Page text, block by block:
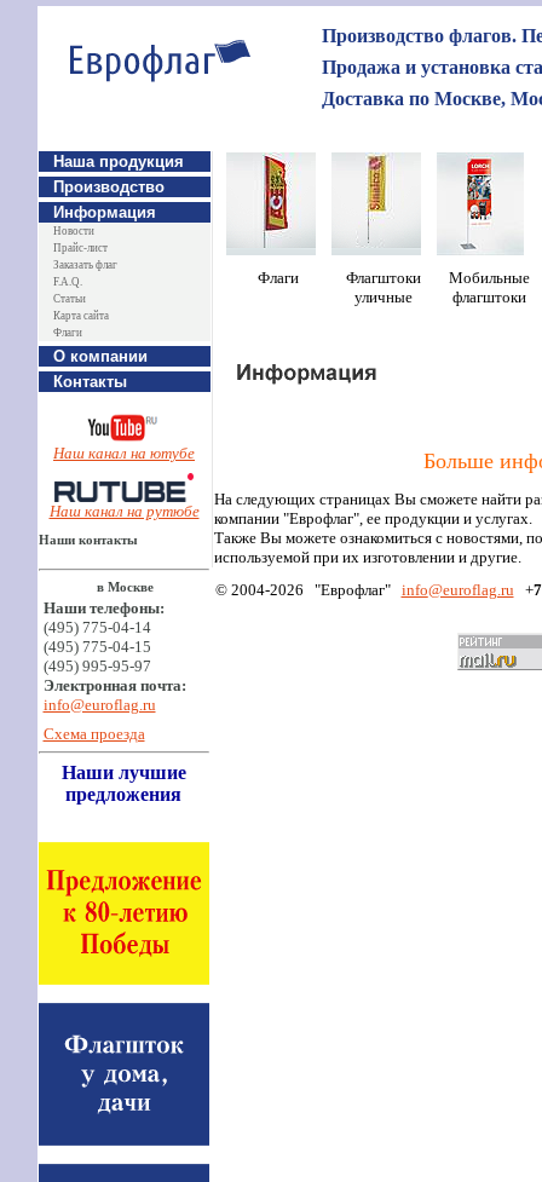
Производство флагов.
Продажа и установка
Доставка по Москве,
Наша продукция
Производство
Информация
Новости
Прайс-лист
Заказать флаг
F.A.Q.
Статьи
Карта сайта
Флаги
О компании
Контакты
Наш канал на ютубе
Наш канал на рутюбе
Наши контакты
в Москве
Наши телефоны:
(495) 775-04-14
(495) 775-04-15
(495) 995-95-97
Электронная почта:
info@euroflag.ru
Схема проезда
Наши лучшие
предложения
Флаги
Флагштоки
уличные
Мобильные
флагштоки
Больше
На следующих страницах Вы сможете найти
компании "Еврофлаг", ее продукции и услугах.
Также Вы можете ознакомиться с новостями,
используемой при их изготовлении и другие.
© 2004-2026 "Еврофлаг" info@euroflag.ru +